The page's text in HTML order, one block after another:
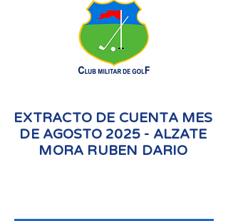
EXTRACTO DE CUENTA MES
DE AGOSTO 2025 - ALZATE
MORA RUBEN DARIO